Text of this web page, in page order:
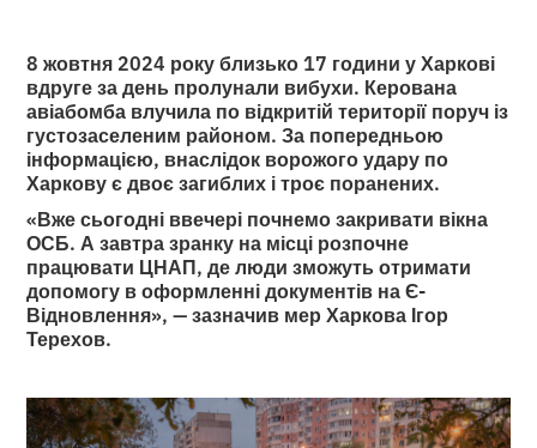
8 жовтня 2024 року близько 17 години у Харкові
вдруге за день пролунали вибухи. Керована
авіабомба влучила по відкритій території поруч із
густозаселеним районом. За попередньою
інформацією, внаслідок ворожого удару по
Харкову є двоє загиблих і троє поранених.
«Вже сьогодні ввечері почнемо закривати вікна
ОСБ. А завтра зранку на місці розпочне
працювати ЦНАП, де люди зможуть отримати
допомогу в оформленні документів на Є-
Відновлення», — зазначив мер Харкова Ігор
Терехов.